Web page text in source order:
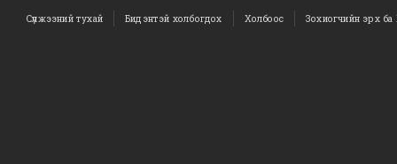
Сүлжээний тухай Бидэнтэй холбогдох Холбоос Зохиогчийн эрх